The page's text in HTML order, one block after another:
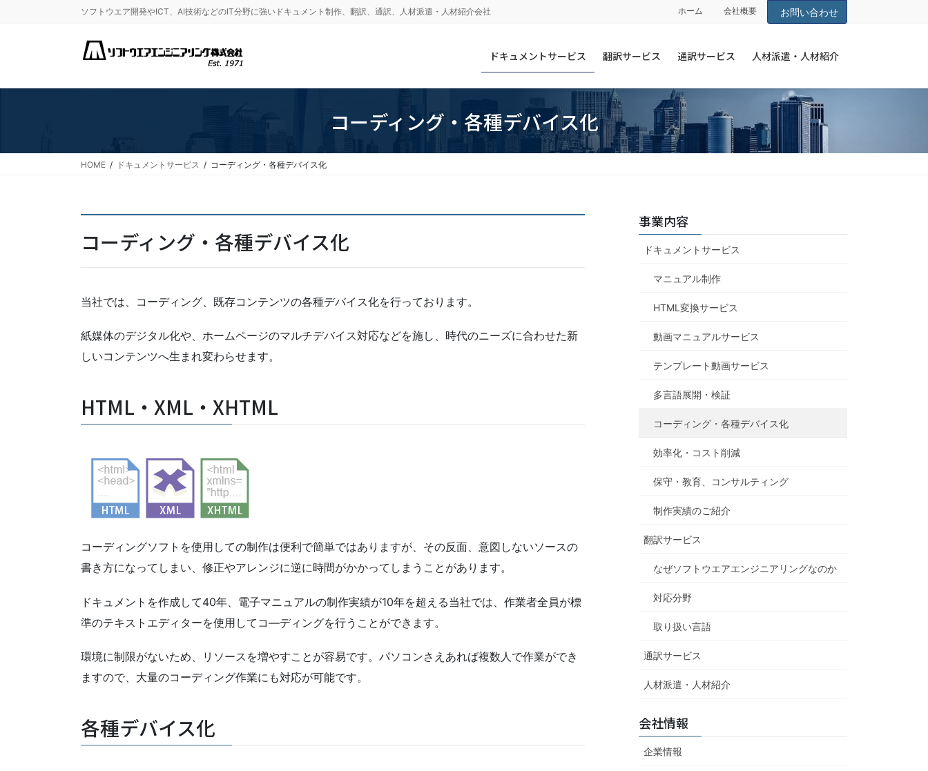
に
ョ
動
ソフトウエア開発やICT、AI技術などのIT分野に強いドキュメント制作、翻訳、通訳、人材派遣・人材紹介会社 ホーム 会社概要 お問い合わせ
ドキュメントサービス 翻訳サービス 通訳サービス 人材派遣・人材紹介
コーディング・各種デバイス化
HOME ドキュメントサービス コーディング・各種デバイス化
コーディング・各種デバイス化
当社では、コーディング、既存コンテンツの各種デバイス化を行っております。
紙媒体のデジタル化や、ホームページのマルチデバイス対応などを施し、時代のニーズに合わせた新
しいコンテンツへ生まれ変わらせます。
HTML・XML・XHTML
コーディングソフトを使用しての制作は便利で簡単ではありますが、その反面、意図しないソースの
書き方になってしまい、修正やアレンジに逆に時間がかかってしまうことがあります。
ドキュメントを作成して40年、電子マニュアルの制作実績が10年を超える当社では、作業者全員が標
準のテキストエディターを使用してコ―ディングを行うことができます。
環境に制限がないため、リソースを増やすことが容易です。パソコンさえあれば複数人で作業ができ
ますので、大量のコーディング作業にも対応が可能です。
各種デバイス化
事業内容
ドキュメントサービス
マニュアル制作
HTML変換サービス
動画マニュアルサービス
テンプレート動画サービス
多言語展開・検証
コーディング・各種デバイス化
効率化・コスト削減
保守・教育、コンサルティング
制作実績のご紹介
翻訳サービス
なぜソフトウエアエンジニアリングなのか
対応分野
取り扱い言語
通訳サービス
人材派遣・人材紹介
会社情報
企業情報